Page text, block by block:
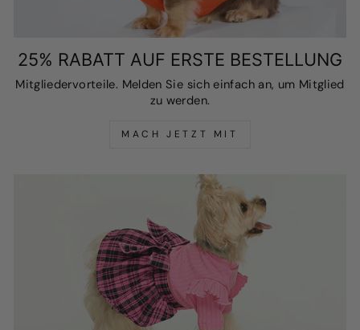
25% RABATT AUF ERSTE BESTELLUNG
Mitgliedervorteile. Melden Sie sich einfach an, um Mitglied
zu werden.
MACH JETZT MIT